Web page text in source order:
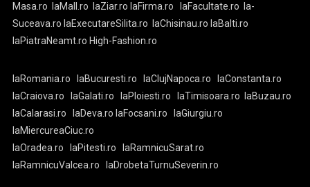
Masa.ro
laMall.ro laZiar.ro laFirma.ro laFacultate.ro
la-
Suceava.ro laExecutareSilita.ro laChisinau.ro laBalti.ro
laPiatraNeamt.ro High-Fashion.ro
laRomania.ro laBucuresti.ro laClujNapoca.ro
laConstanta.ro
laCraiova.ro
laGalati.ro laPloiesti.ro laTimisoara.ro
laBuzau.ro
laCalarasi.ro
laDeva.ro laFocsani.ro
laGiurgiu.ro
laMiercureaCiuc.ro
laOradea.ro
laPitesti.ro
laRamnicuSarat.ro
laRamnicuValcea.ro
laDrobetaTurnuSeverin.ro